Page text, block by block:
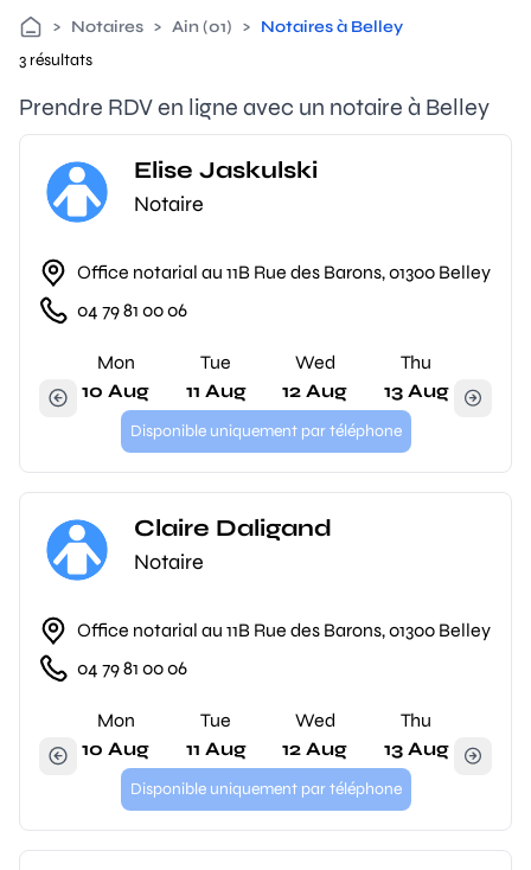
> Notaires > Ain (01) > Notaires à Belley
3 résultats
Prendre RDV en ligne avec un notaire à Belley
Elise Jaskulski
Notaire
Office notarial au 11B Rue des Barons, 01300 Belley
04 79 81 00 06
Mon
10 Aug
Tue
11 Aug
Wed
12 Aug
Thu
13 Aug
Disponible uniquement par téléphone
Claire Daligand
Notaire
Office notarial au 11B Rue des Barons, 01300 Belley
04 79 81 00 06
Mon
10 Aug
Tue
11 Aug
Wed
12 Aug
Thu
13 Aug
Disponible uniquement par téléphone